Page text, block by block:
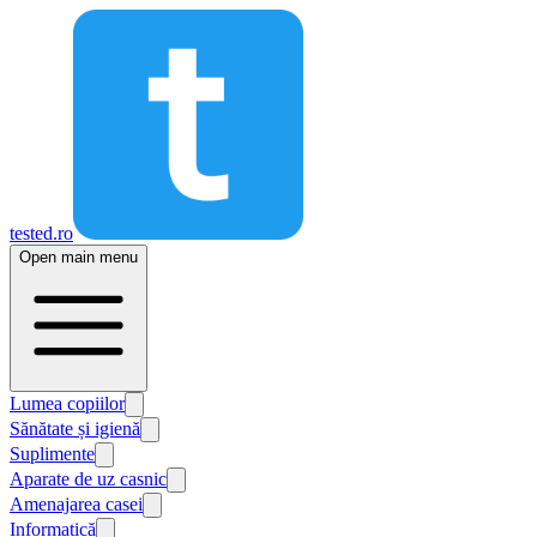
tested.ro
Open main menu
Lumea copiilor
Sănătate și igienă
Suplimente
Aparate de uz casnic
Amenajarea casei
Informatică